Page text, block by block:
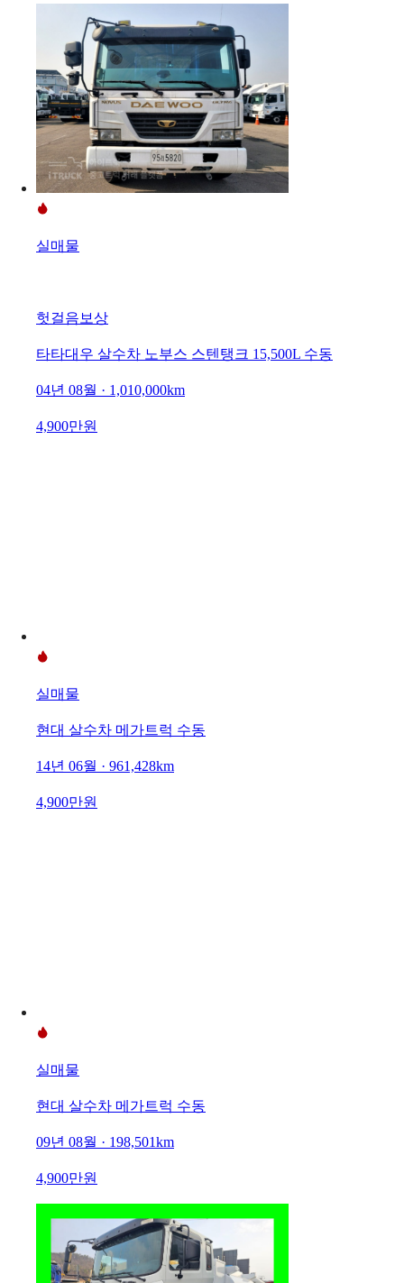
실매물
헛걸음보상
타타대우 살수차 노부스 스텐탱크 15,500L 수동
04년 08월 · 1,010,000km
4,900만원
실매물
현대 살수차 메가트럭 수동
14년 06월 · 961,428km
4,900만원
실매물
현대 살수차 메가트럭 수동
09년 08월 · 198,501km
4,900만원